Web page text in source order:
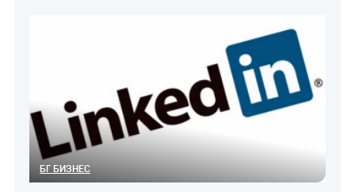
БГ БИЗНЕС